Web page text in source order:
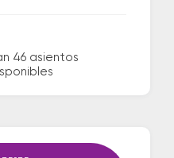
46 asientos